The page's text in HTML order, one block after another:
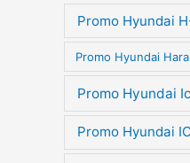
Promo Hyundai
Promo Hyundai
Promo Hyundai
Promo Hyundai